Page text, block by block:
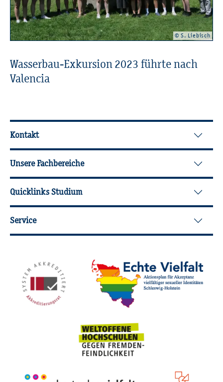
© S. Lie­bisch
Was­ser­bau-Ex­kur­si­on 2023 führ­te nach
Va­len­cia
Wei­ter­füh­ren­de In­for­ma­tio­nen
Kontakt
Unsere Fachbereiche
Quicklinks Studium
Service
Mit­glied­schaf­ten,